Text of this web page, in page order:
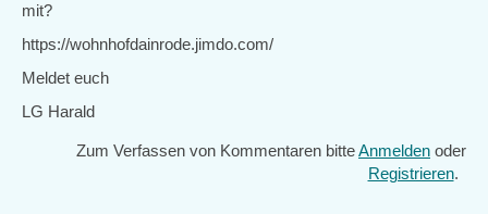
mit?
https://wohnhofdainrode.jimdo.com/
Meldet euch
LG Harald
Zum Verfassen von Kommentaren bitteAnmelden oder
Registrieren.